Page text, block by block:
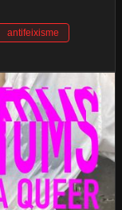
antifeixisme